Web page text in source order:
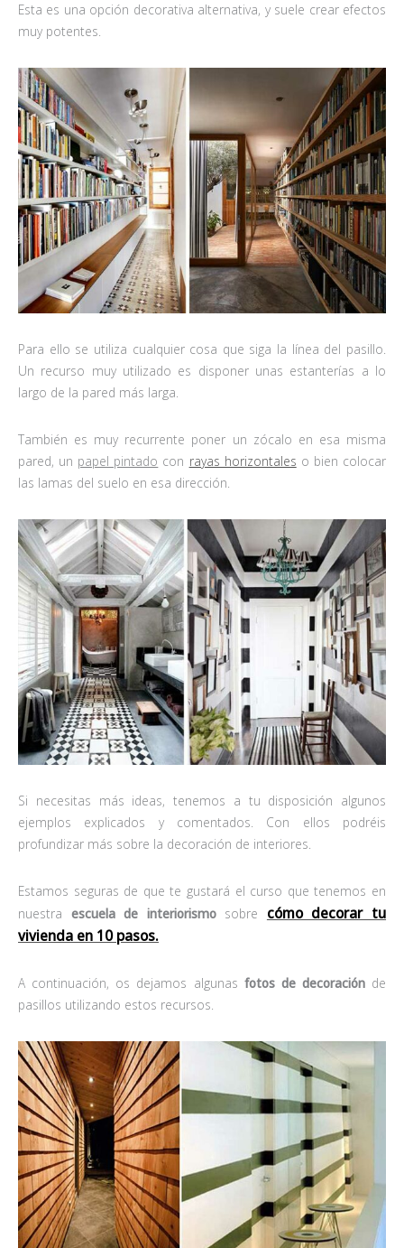
Esta es una opción decorativa alternativa, y suele crear efectos
muy potentes.
Para ello se utiliza cualquier cosa que siga la línea del pasillo.
Un recurso muy utilizado es disponer unas estanterías a lo
largo de la pared más larga.
También es muy recurrente poner un zócalo en esa misma
pared, un papel pintado con rayas horizontales o bien colocar
las lamas del suelo en esa dirección.
Si necesitas más ideas, tenemos a tu disposición algunos
ejemplos explicados y comentados. Con ellos podréis
profundizar más sobre la decoración de interiores.
Estamos seguras de que te gustará el curso que tenemos en
nuestra escuela de interiorismosobre cómo decorar tu
vivienda en 10 pasos.
A continuación, os dejamos algunas fotos de decoraciónde
pasillos utilizando estos recursos.